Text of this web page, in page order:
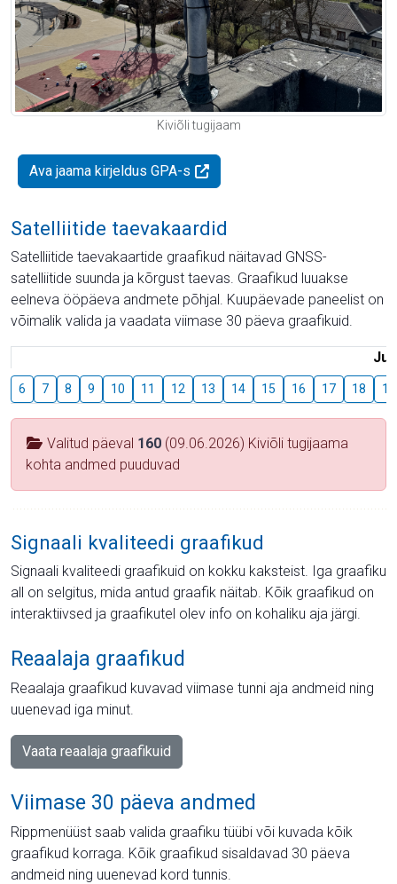
Kiviõli tugijaam
Ava jaama kirjeldus GPA-s
Satelliitide taevakaardid
Satelliitide taevakaartide graafikud näitavad GNSS-
satelliitide suunda ja kõrgust taevas. Graafikud luuakse
eelneva ööpäeva andmete põhjal. Kuupäevade paneelist on
võimalik valida ja vaadata viimase 30 päeva graafikuid.
6 7 8 9 10 11 12 13 14 15 16 17 18 19
Valitud päeval 160 (09.06.2026) Kiviõli tugijaama
kohta andmed puuduvad
Signaali kvaliteedi graafikud
Signaali kvaliteedi graafikuid on kokku kaksteist. Iga graafiku
all on selgitus, mida antud graafik näitab. Kõik graafikud on
interaktiivsed ja graafikutel olev info on kohaliku aja järgi.
Reaalaja graafikud
Reaalaja graafikud kuvavad viimase tunni aja andmeid ning
uuenevad iga minut.
Vaata reaalaja graafikuid
Viimase 30 päeva andmed
Rippmenüüst saab valida graafiku tüübi või kuvada kõik
graafikud korraga. Kõik graafikud sisaldavad 30 päeva
andmeid ning uuenevad kord tunnis.